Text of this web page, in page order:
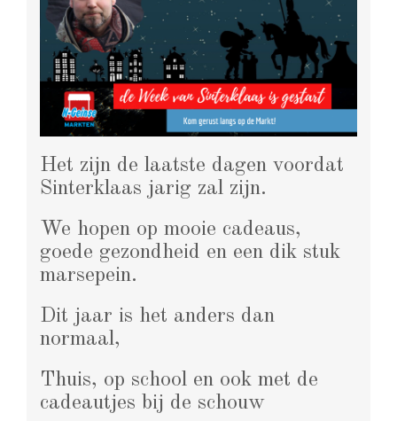
Het zijn de laatste dagen voordat
Sinterklaas jarig zal zijn.
We hopen op mooie cadeaus,
goede gezondheid en een dik stuk
marsepein.
Dit jaar is het anders dan
normaal,
Thuis, op school en ook met de
cadeautjes bij de schouw